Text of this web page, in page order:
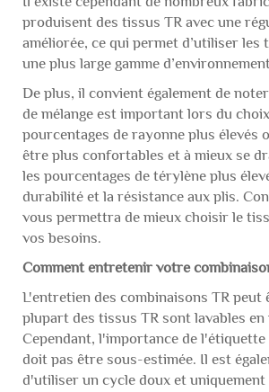
produisent des tissus TR avec une
améliorée, ce qui permet d’utiliser les
une plus large gamme
De plus, il convient également de
de mélange est important lors du
pourcentages de rayonne plus élevés
être plus confortables et à mieux se
les pourcentages de térylène plus
durabilité et la résistance aux plis.
vous permettra de mieux choisir le
vos besoins.
Comment entretenir votre
L'entretien des combinaisons TR peut
plupart des tissus TR sont lavables en
Cependant, l'importance de
doit pas être sous-estimée. Il est
d'utiliser un cycle doux et